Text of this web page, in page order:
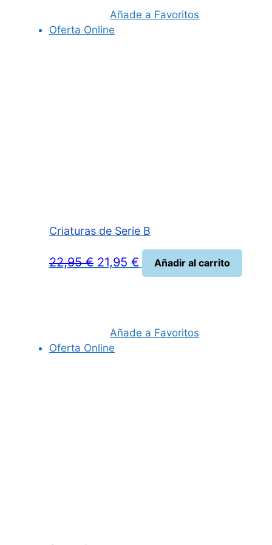
109,99 €.98,90 €.
Añade a Favoritos
Oferta Online
Criaturas de Serie B
22,95€ El
22,95 €.
21,95 €
precio
21,95 €.
Añadir al carrito
Añade a Favoritos
Oferta Online